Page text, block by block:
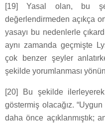
[19] Yasal olan, bu
değerlendirmeden açıkça
yasayı bu nedenlerle
aynı zamanda geçmişte
çok benzer şeyler
şekilde yorumlanması
[20] Bu şekilde
göstermiş olacağız.
daha önce açıklanmıştık;